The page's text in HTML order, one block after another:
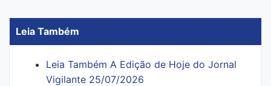
Leia Também
Leia Também A Edição de Hoje do Jornal
Vigilante 25/07/2026